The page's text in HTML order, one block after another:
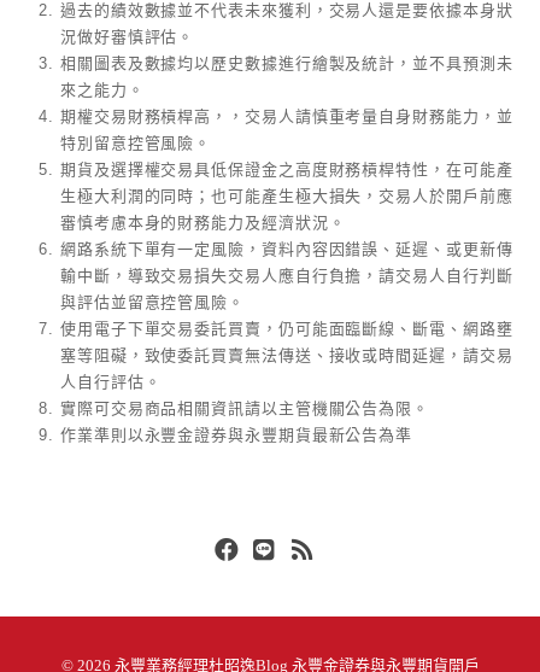
過去的績效數據並不代表未來獲利，交易人還是要依據本身狀
況做好審慎評估。
相關圖表及數據均以歷史數據進行繪製及統計，並不具預測未
來之能力。
期權交易財務槓桿高，，交易人請慎重考量自身財務能力，並
特別留意控管風險。
期貨及選擇權交易具低保證金之高度財務槓桿特性，在可能產
生極大利潤的同時；也可能產生極大損失，交易人於開戶前應
審慎考慮本身的財務能力及經濟狀況。
網路系統下單有一定風險，資料內容因錯誤、延遲、或更新傳
輸中斷，導致交易損失交易人應自行負擔，請交易人自行判斷
與評估並留意控管風險。
使用電子下單交易委託買賣，仍可能面臨斷線、斷電、網路壅
塞等阻礙，致使委託買賣無法傳送、接收或時間延遲，請交易
人自行評估。
實際可交易商品相關資訊請以主管機關公告為限。
作業準則以永豐金證券與永豐期貨最新公告為準
© 2026 永豐業務經理杜昭逸Blog 永豐金證券與永豐期貨開戶